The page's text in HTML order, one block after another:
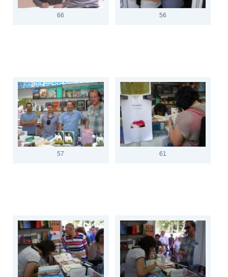
66 56
57 61